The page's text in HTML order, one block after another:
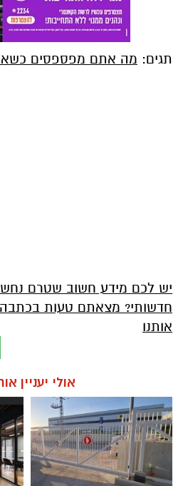
תגים: מה אתם מפספסים
יש לכם מידע חשוב שטרם
חדשותי? מצאתם טעות
אותנו
אולי יעניין